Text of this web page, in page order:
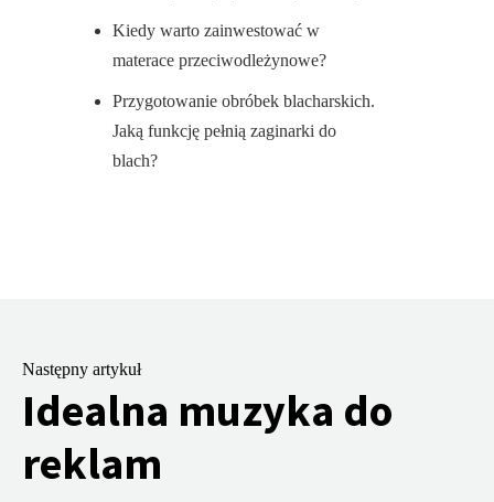
Kiedy warto zainwestować w
materace przeciwodleżynowe?
Przygotowanie obróbek blacharskich.
Jaką funkcję pełnią zaginarki do
blach?
Następny artykuł
Idealna muzyka do
reklam